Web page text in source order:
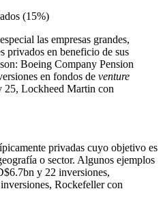
(15%)
las empresas grandes,
privados en beneficio de sus
Boeing Company Pension
en fondos de venture
Lockheed Martin con
privadas cuyo objetivo es
o sector. Algunos ejemplos
y 22 inversiones,
Rockefeller con